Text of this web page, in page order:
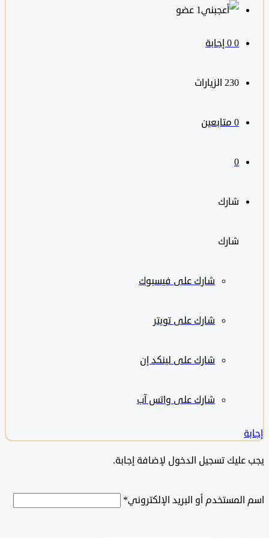
‫1 عضو
230 الزيارات
متابعين
شارك
شارك على فيسبوك
شارك على تويتر
شارك على لينكد إن
شارك على واتس آب
تسجيل الدخول لإضافة إجابة.
أو البريد الإلكتروني*